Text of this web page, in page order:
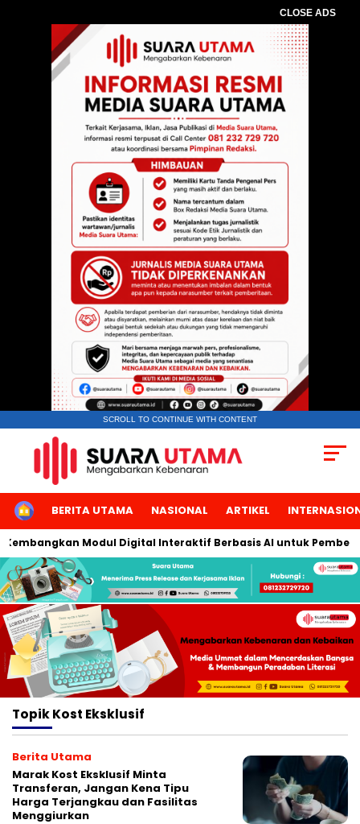
CLOSE ADS
SCROLL TO CONTINUE WITH CONTENT
HOMEBERITA UTAMA NASIONAL ARTIKEL
Modul Digital Interaktif Berbasis AI untuk
TopikKost Eksklusif
Berita Utama
Marak Kost Eksklusif Minta
Transferan, Jangan Kena Tipu
Harga Terjangkau dan Fasilitas
Menggiurkan